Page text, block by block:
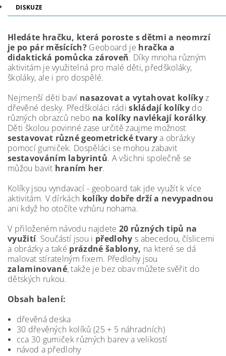
DISKUZE
Hledáte hračku, která poroste s dětmi a neomrzí
je po pár měsících? Geoboard je hračka a
didaktická pomůcka zároveň. Díky mnoha různým
aktivitám je využitelná pro malé děti, předškoláky,
školáky, ale i pro dospělé.
Nejmenší děti baví nasazovat a vytahovat kolíkyz
dřevěné desky. Předškoláci rádiskládají kolíky do
různých obrazců nebo na kolíky navlékají korálky.
Děti školou povinné zase určitě zaujme možnost
sestavovat různé geometrické tvarya obrázky
pomocí gumiček. Dospěláci se mohou zabavit
sestavováním labyrintů. A všichni společně se
můžou bavit hraním her.
Kolíky jsou vyndavací - geoboard tak jde využít k více
aktivitám. V dírkách kolíky dobře drží a nevypadnou
ani když ho otočíte vzhůru nohama.
V přiloženém návodu najdete 20 různých tipů na
využití. Součástí jsou i předlohy s abecedou, číslicemi
a obrázky a také prázdné šablony, na které se dá
malovat stíratelným fixem. Předlohy jsou
zalaminované, takže je bez obav můžete svěřit do
dětských rukou.
Obsah balení:
dřevěná deska
30 dřevěných kolíků (25 + 5 náhradních)
cca 30 gumiček různých barev a velikostí
návod a předlohy